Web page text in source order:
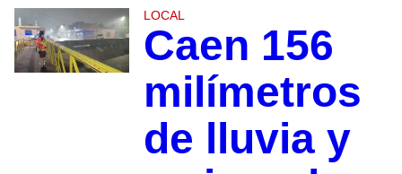
LOCAL
Caen 156
milímetros
de lluvia y